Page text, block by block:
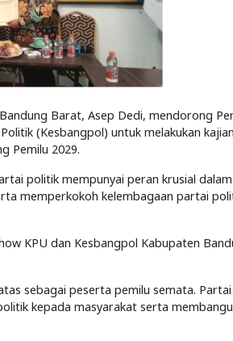
Barat, Asep Dedi, mendorong
(Kesbangpol) untuk melakukan
Pemilu 2029.
politik mempunyai peran krusial
memperkokoh kelembagaan partai
KPU dan Kesbangpol Kabupaten
sebagai peserta pemilu semata.
kepada masyarakat serta